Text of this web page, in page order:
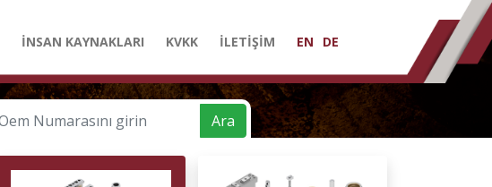
İNSAN KAYNAKLARI KVKK İLETİŞİM EN DE
Ara